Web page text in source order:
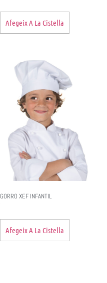
Afegeix A La Cistella
GORRO XEF INFANTIL
Afegeix A La Cistella